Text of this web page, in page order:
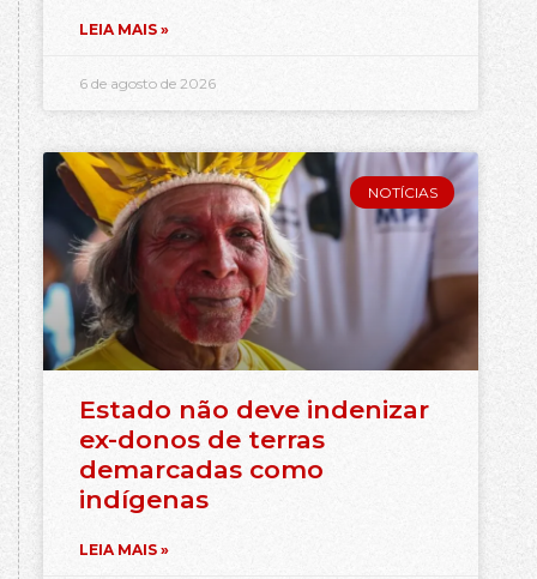
LEIA MAIS »
6 de agosto de 2026
NOTÍCIAS
Estado não deve indenizar
ex-donos de terras
demarcadas como
indígenas
LEIA MAIS »